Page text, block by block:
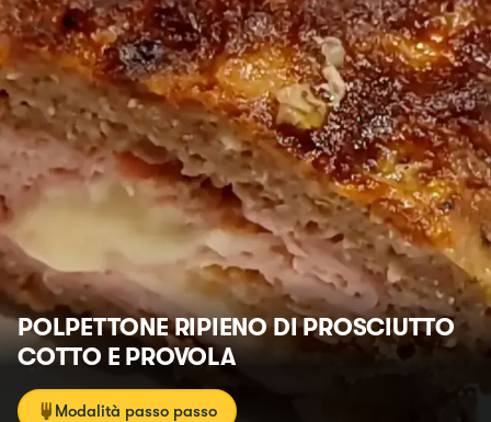
POLPETTONE RIPIENO DI PROSCIUTTO
COTTO E PROVOLA
Modalità passo passo